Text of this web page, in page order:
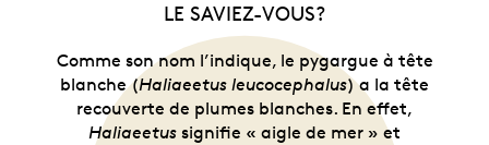
LE SAVIEZ-VOUS?
Comme son nom l’indique, le pygargue à tête
blanche (Haliaeetus leucocephalus) a la tête
recouverte de plumes blanches. En effet,
Haliaeetus signifie « aigle de mer » et